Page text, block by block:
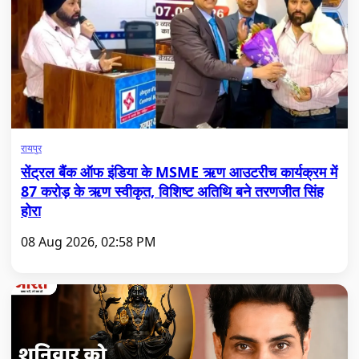
रायपुर
सेंट्रल बैंक ऑफ इंडिया के MSME ऋण आउटरीच कार्यक्रम में
87 करोड़ के ऋण स्वीकृत, विशिष्ट अतिथि बने तरणजीत सिंह
होरा
08 Aug 2026, 02:58 PM